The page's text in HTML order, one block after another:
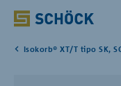
Spain (ES)
Isokorb® XT/T tipo SK,